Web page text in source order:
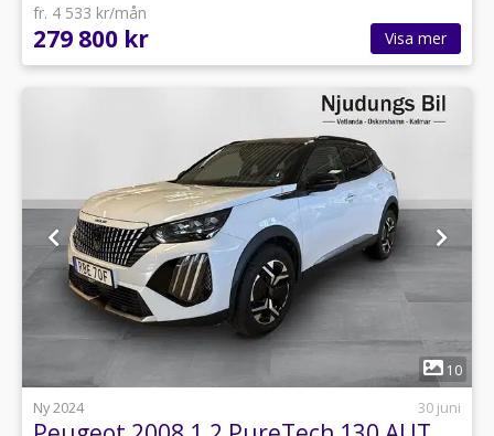
fr. 4 533 kr/mån
279 800 kr Visa mer
10
Ny 2024
30 juni